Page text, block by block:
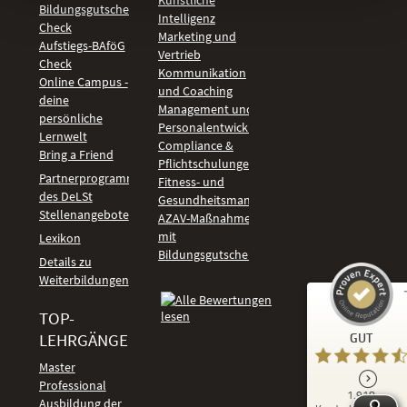
Bildungsgutschein
Check
Aufstiegs-BAföG
Check
Online Campus -
deine
persönliche
Lernwelt
Bring a Friend
Partnerprogramm
des DeLSt
Stellenangebote
Lexikon
Details zu
Weiterbildungen
TOP-
LEHRGÄNGE
Master
Professional
Ausbildung der
Intelligenz
Marketing und
Vertrieb
Kommunikation
und Coaching
Management und
Personalentwicklung
Compliance &
Pflichtschulungen
Fitness- und
Gesundheitsmanagement
AZAV-Maßnahmen
mit
Bildungsgutschein
GUT
1.918
Kundenbewertungen und Erfahrungen zu
DeLSt - Deutsches eLearning Studieninstitut